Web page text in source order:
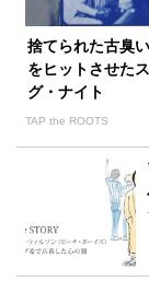
捨てられた古臭
をヒットさせた
グ・ナイト
TAP the ROOTS